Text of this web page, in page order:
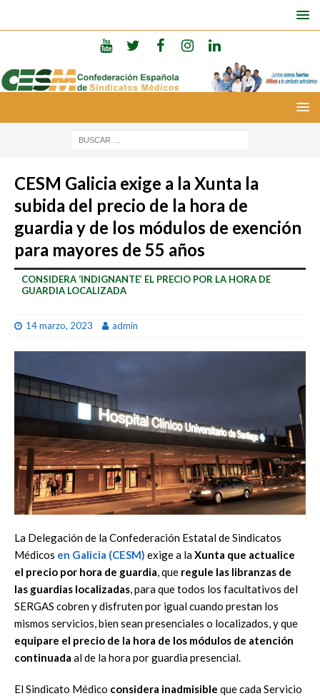
CESM Galicia exige a la Xunta la
subida del precio de la hora de
guardia y de los módulos de exención
para mayores de 55 años
CONSIDERA ‘INDIGNANTE’ EL PRECIO POR LA HORA DE
GUARDIA LOCALIZADA
14 marzo, 2023 admin
La Delegación de laConfederación Estatal de Sindicatos
Médicos en Galicia (CESM) exige a laXunta que actualice
el precio por hora de guardia, que regule las libranzas de
las guardias localizadas,para que todos los facultativos del
SERGAS cobren y disfrutenpor igualcuando prestan los
mismos servicios, bien seanpresenciales o localizados, y que
equipare el precio de la hora de los módulos de atención
continuada al de la hora por guardia presencial.
El Sindicato Médico considera inadmisible que cadaServicio